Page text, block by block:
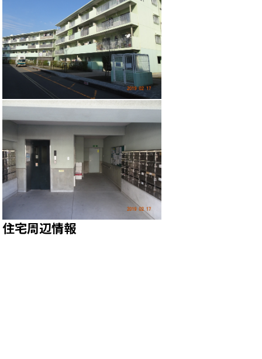
住宅周辺情報